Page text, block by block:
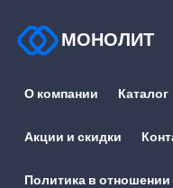
МОНОЛИТ
О компании Каталог
Акции и скидки
Политика в